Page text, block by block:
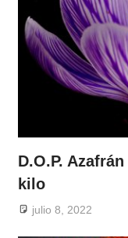
D.O.P.
kilo
julio 8, 2022